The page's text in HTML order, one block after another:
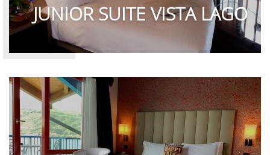
JUNIOR SUITE VISTA LAGO